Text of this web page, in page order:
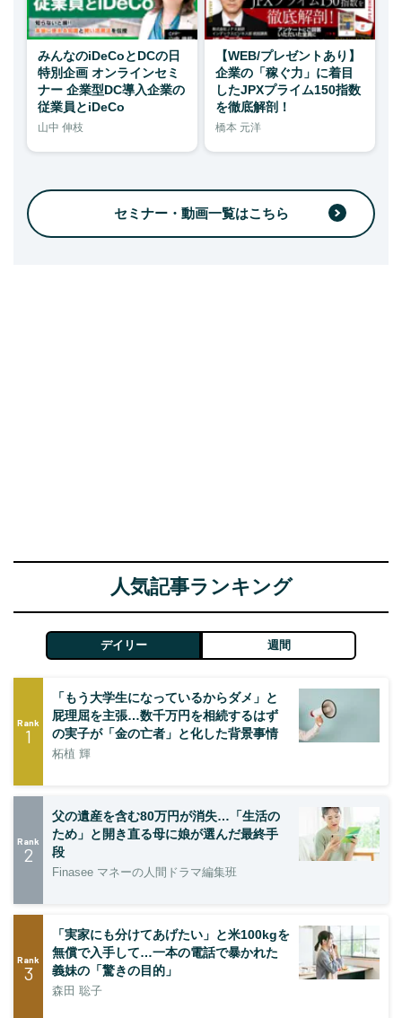
みんなのiDeCoとDCの日
特別企画 オンラインセミ
ナー 企業型DC導入企業の
従業員とiDeCo
山中 伸枝
【WEB/プレゼントあり】
企業の「稼ぐ力」に着目
したJPXプライム150指数
を徹底解剖！
橋本 元洋
セミナー・動画一覧はこちら
人気記事ランキング
デイリー 週間
Rank
1
「もう大学生になっているからダメ」と
屁理屈を主張…数千万円を相続するはず
の実子が「金の亡者」と化した背景事情
柘植 輝
Rank
2
父の遺産を含む80万円が消失…「生活の
ため」と開き直る母に娘が選んだ最終手
段
Finasee マネーの人間ドラマ編集班
Rank
3
「実家にも分けてあげたい」と米100kgを
無償で入手して…一本の電話で暴かれた
義妹の「驚きの目的」
森田 聡子